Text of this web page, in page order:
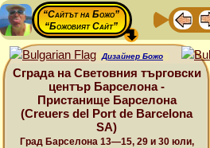
“Сайтът на Божо”
“Божовият Сайт”
Дизайнер Божо
Сграда на Световния търговски
център Барселона -
Пристанище Барселона
(Creuers del Port de Barcelona
SA)
Град Барселона 13—15, 29 и 30 юли,